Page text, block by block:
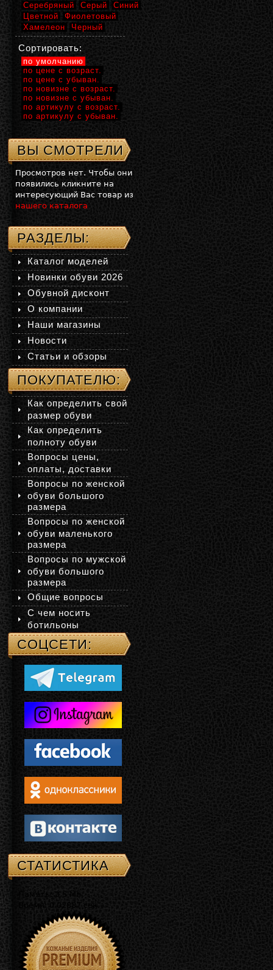
Серебряный
Серый
Синий
Цветной
Фиолетовый
Хамелеон
Черный
Сортировать:
по умолчанию
по цене с возраст.
по цене с убыван.
по новизне с возраст.
по новизне с убыван.
по артикулу с возраст.
по артикулу с убыван.
ВЫ СМОТРЕЛИ
Просмотров нет. Чтобы они
появились кликните на
интересующий Вас товар из
нашего каталога
РАЗДЕЛЫ:
Каталог моделей
Новинки обуви 2026
Обувной дисконт
О компании
Наши магазины
Новости
Статьи и обзоры
ПОКУПАТЕЛЮ:
Как определить свой
размер обуви
Как определить
полноту обуви
Вопросы цены,
оплаты, доставки
Вопросы по женской
обуви большого
размера
Вопросы по женской
обуви маленького
размера
Вопросы по мужской
обуви большого
размера
Общие вопросы
С чем носить
ботильоны
СОЦСЕТИ:
СТАТИСТИКА
Память: 3.5 Mb
Время: 0.02887 сек.